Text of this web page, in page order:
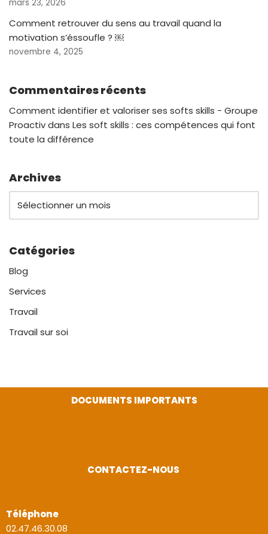
mars 23, 2026
Comment retrouver du sens au travail quand la
motivation s’éssoufle ? ￼
novembre 4, 2025
Commentaires récents
Comment identifier et valoriser ses softs skills - Groupe
Proactivdans Les soft skills : ces compétences qui font
toute la différence
Archives
Catégories
Blog
Services
Travail
Travail sur soi
DOCUMENTS IMPORTANTS
CONTACTEZ-NOUS
Téléphone
02.47.46.30.08